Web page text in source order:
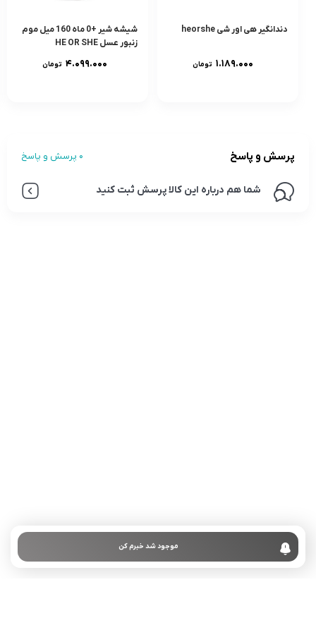
موجود شد خبرم کن
دندانگير هی اور شی heorshe
۱.۱۸۹.۰۰۰ تومان
شيشه شير +0 ماه 160 ميل موم
زنبور عسل HE OR SHE
۴.۰۹۹.۰۰۰ تومان
پرسش و پاسخ 0 پرسش و پاسخ
شما هم درباره این کالا پرسش ثبت کنید
درباره ما